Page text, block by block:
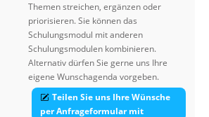
Themen streichen, ergänzen oder
priorisieren. Sie können das
Schulungsmodul mit anderen
Schulungsmodulen kombinieren.
Alternativ dürfen Sie gerne uns Ihre
eigene Wunschagenda vorgeben.
Teilen Sie uns Ihre Wünsche
per Anfrageformular mit